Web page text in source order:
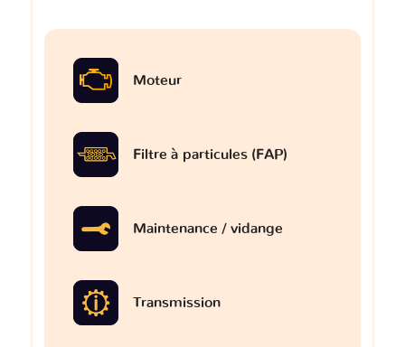
Moteur
Filtre à particules (FAP)
Maintenance / vidange
Transmission